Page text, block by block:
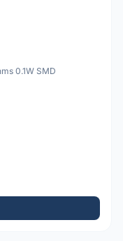
0.1W SMD